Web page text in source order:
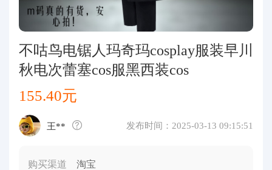
关于我们
不咕鸟电锯人玛奇玛cosplay服装早川
秋电次蕾塞cos服黑西装cos
155.40元
王** 发布时间：2025-03-13 09:15:51
购买渠道 淘宝